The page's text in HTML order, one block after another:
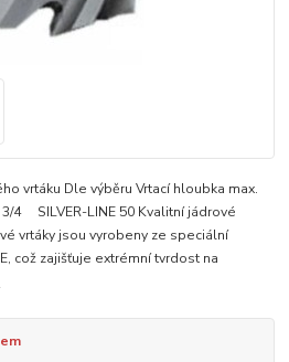
vrtáku Dle výběru Vrtací hloubka max.
4 SILVER-LINE 50 Kvalitní jádrové
vrtáky jsou vyrobeny ze speciální
což zajišťuje extrémní tvrdost na